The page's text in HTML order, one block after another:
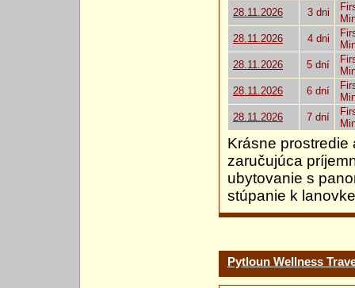
28.11.2026 3 dni
28.11.2026
4 dni
28.11.2026
5 dní
28.11.2026
6 dní
28.11.2026
7 dní
Krásne prostredie
zaručujúca
ubytovanie s
stúpanie k
Pytloun Wellness